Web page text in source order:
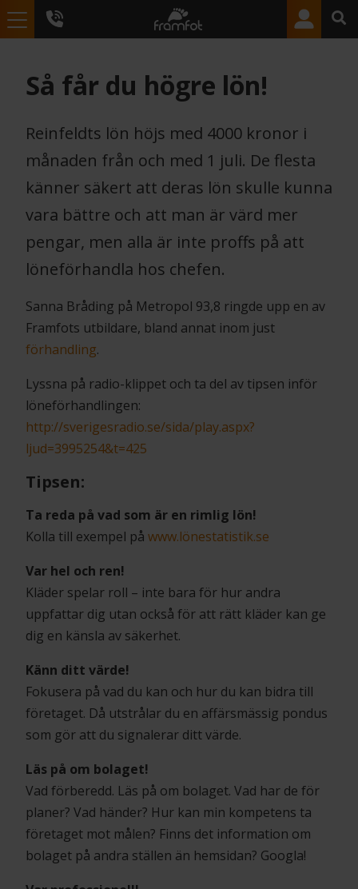
Så får du högre lön!
Reinfeldts lön höjs med 4000 kronor i
månaden från och med 1 juli. De flesta
känner säkert att deras lön skulle kunna
vara bättre och att man är värd mer
pengar, men alla är inte proffs på att
löneförhandla hos chefen.
Sanna Bråding på Metropol 93,8 ringde upp en av
Framfots utbildare, bland annat inom just
förhandling.
Lyssna på radio-klippet och ta del av tipsen inför
löneförhandlingen:
http://sverigesradio.se/sida/play.aspx?
ljud=3995254&t=425
Tipsen:
Ta reda på vad som är en rimlig lön!
Kolla till exempel på www.lönestatistik.se
Var hel och ren!
Kläder spelar roll – inte bara för hur andra
uppfattar dig utan också för att rätt kläder kan ge
dig en känsla av säkerhet.
Känn ditt värde!
Fokusera på vad du kan och hur du kan bidra till
företaget. Då utstrålar du en affärsmässig pondus
som gör att du signalerar ditt värde.
Läs på om bolaget!
Vad förberedd. Läs på om bolaget. Vad har de för
planer? Vad händer? Hur kan min kompetens ta
företaget mot målen? Finns det information om
bolaget på andra ställen än hemsidan? Googla!